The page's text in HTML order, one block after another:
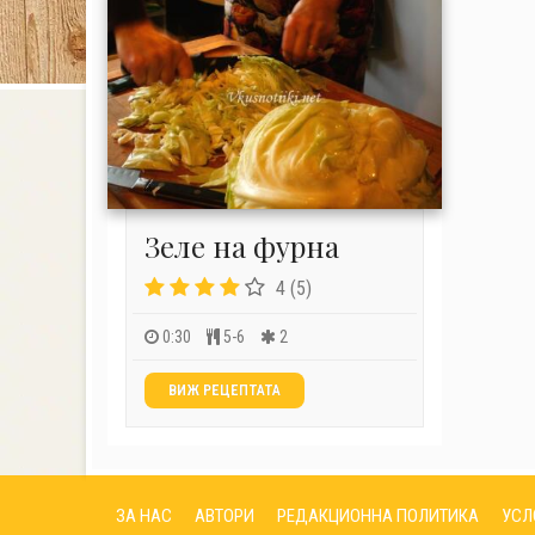
Зеле на фурна
4 (5)
0:30 5-6 2
ВИЖ РЕЦЕПТАТА
ЗА НАС АВТОРИ РЕДАКЦИОННА ПОЛИТИКА